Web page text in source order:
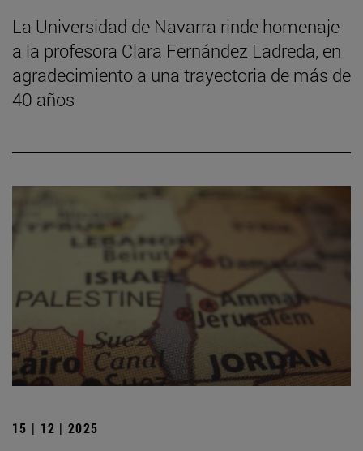
La Universidad de Navarra rinde homenaje
a la profesora Clara Fernández Ladreda, en
agradecimiento a una trayectoria de más de
40 años
15 | 12 | 2025